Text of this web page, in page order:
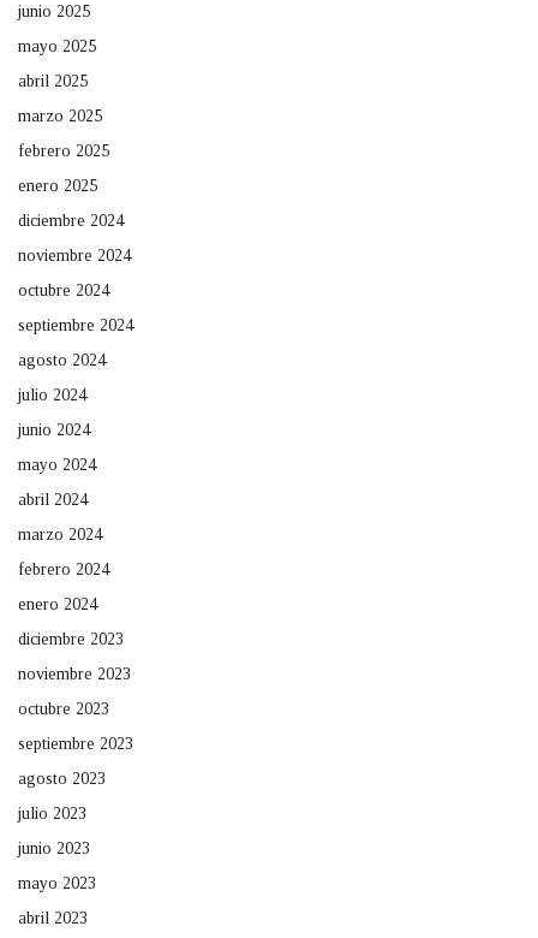
junio 2025
mayo 2025
abril 2025
marzo 2025
febrero 2025
enero 2025
diciembre 2024
noviembre 2024
octubre 2024
septiembre 2024
agosto 2024
julio 2024
junio 2024
mayo 2024
abril 2024
marzo 2024
febrero 2024
enero 2024
diciembre 2023
noviembre 2023
octubre 2023
septiembre 2023
agosto 2023
julio 2023
junio 2023
mayo 2023
abril 2023